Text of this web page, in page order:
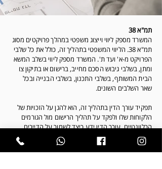
תמ"א 38
המשרד מספק ליווי וייצוג משפטי במהלך פרויקטים מסוג
תמ"א 38. הליווי המשפטי בתהליך זה, כולל את כל שלבי
הפרויקט מ-א' ועד ת'. המשרד מספק ליווי בשלב המשא
ומתן, בשלבי גיבוש הסכם מחייב, ברישום או בתיקון צו
הבית המשותף, בשלבי התכנון, בשלבי הבנייה ובכל
שאר השלבים השונים.
תפקיד עורך הדין בתהליך זה, הוא להגן על הזכויות של
הלקוחות שלו ולפקד על תהליך הרישום מול הגורמים
הרלוונטיים. עורך הדין ידע כיצד לשמור על הדיירים
השונים ולדאוג לתהליך רציף ומוצלח.